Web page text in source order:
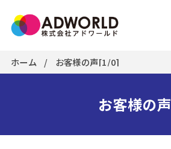
ホーム お客様の声[1/0]
お客様の声